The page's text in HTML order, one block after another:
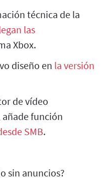
técnica de la
las
Xbox.
diseño en la versión
de vídeo
función
SMB.
sin anuncios?